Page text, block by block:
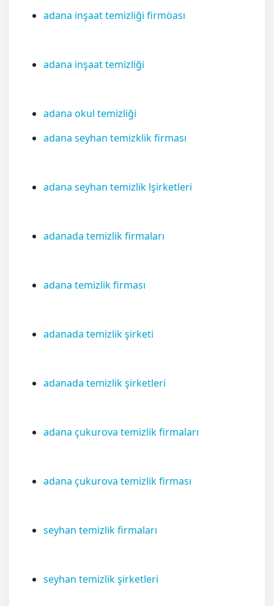
adana inşaat temizliği firmöası
adana inşaat temizliği
adana okul temizliği
adana seyhan temizklik firması
adana seyhan temizlik lşirketleri
adanada temizlik firmaları
adana temizlik firması
adanada temizlik şirketi
adanada temizlik şirketleri
adana çukurova temizlik firmaları
adana çukurova temizlik firması
seyhan temizlik firmaları
seyhan temizlik şirketleri